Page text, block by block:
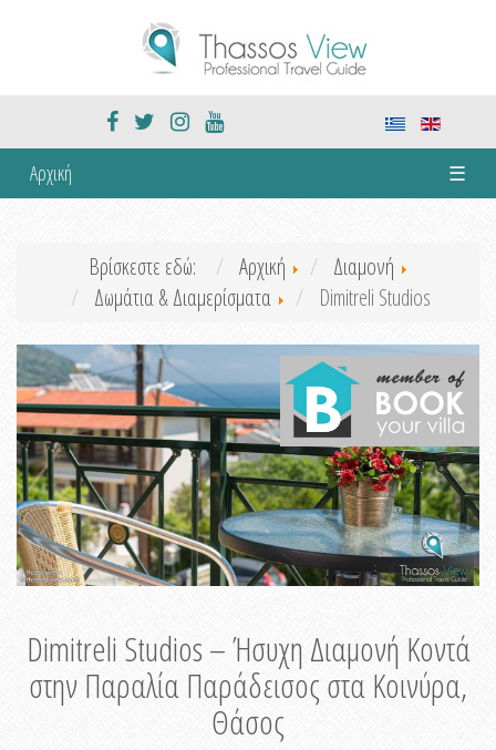
Αρχική ☰
Βρίσκεστε εδώ: Αρχική
Διαμονή
Δωμάτια & Διαμερίσματα
Dimitreli Studios
Dimitreli Studios – Ήσυχη Διαμονή Κοντά
στην Παραλία Παράδεισος στα Κοινύρα,
Θάσος